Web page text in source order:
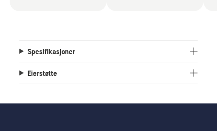
Spesifikasjoner
Eierstøtte